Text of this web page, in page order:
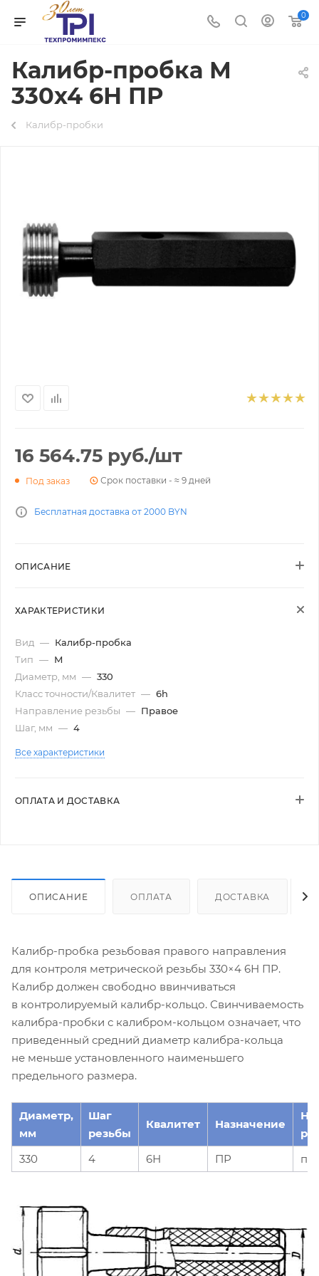
0
Калибр-пробка М
330х4 6Н ПР
Калибр-пробки
16 564.75 руб./шт
Под заказ Срок поставки - ≈ 9 дней
Бесплатная доставка от 2000 BYN
ОПИСАНИЕ
ХАРАКТЕРИСТИКИ
Вид — Калибр-пробка
Тип — М
Диаметр, мм — 330
Класс точности/Квалитет — 6h
Направление резьбы — Правое
Шаг, мм — 4
Все характеристики
ОПЛАТА И ДОСТАВКА
ОПИСАНИЕ ОПЛАТА ДОСТАВКА
Калибр-пробка резьбовая правого направления
для контроля метрической резьбы 330×4 6Н ПР.
Калибр должен свободно ввинчиваться
в контролируемый калибр-кольцо. Свинчиваемость
калибра-пробки с калибром-кольцом означает, что
приведенный средний диаметр калибра-кольца
не меньше установленного наименьшего
предельного размера.
Диаметр,
мм
Шаг
резьбы
Квалитет Назначение
330
4 6Н ПР